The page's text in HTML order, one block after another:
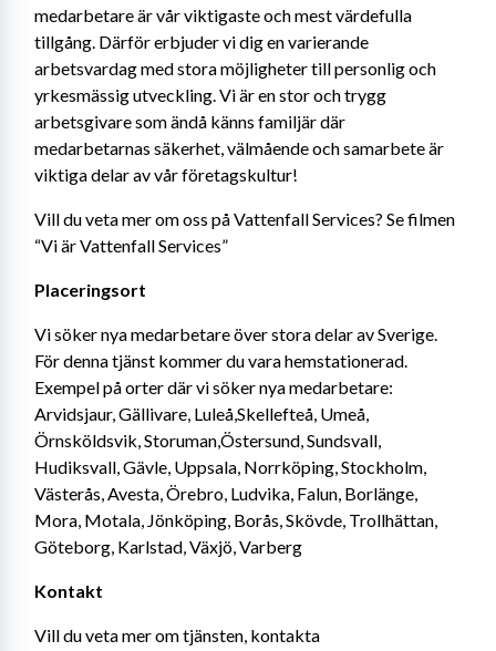
medarbetare är vår viktigaste och mest värdefulla
tillgång. Därför erbjuder vi dig en varierande
arbetsvardag med stora möjligheter till personlig och
yrkesmässig utveckling. Vi är en stor och trygg
arbetsgivare som ändå känns familjär där
medarbetarnas säkerhet, välmående och samarbete är
viktiga delar av vår företagskultur!
Vill du veta mer om oss på Vattenfall Services? Se filmen
“Vi är Vattenfall Services”
Placeringsort
Vi söker nya medarbetare över stora delar av Sverige.
För denna tjänst kommer du vara hemstationerad.
Exempel på orter där vi söker nya medarbetare:
Arvidsjaur, Gällivare, Luleå,Skellefteå, Umeå,
Örnsköldsvik, Storuman,Östersund, Sundsvall,
Hudiksvall, Gävle, Uppsala, Norrköping, Stockholm,
Västerås, Avesta, Örebro, Ludvika, Falun, Borlänge,
Mora, Motala, Jönköping, Borås, Skövde, Trollhättan,
Göteborg, Karlstad, Växjö, Varberg
Kontakt
Vill du veta mer om tjänsten, kontakta